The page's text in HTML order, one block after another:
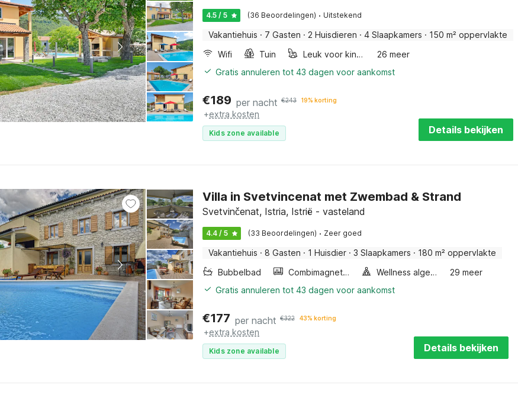
4.5 / 5 (36 Beoordelingen) · Uitstekend
Vakantiehuis · 7 Gasten · 2 Huisdieren · 4 Slaapkamers · 150 m² oppervlakte
Wifi
Tuin Leuk voor kinderen
26 meer
Gratis annuleren tot 43 dagen voor aankomst
€189 per nacht €243 19% korting
+extra kosten
Kids zone available Details bekijken
Villa in Svetvincenat met Zwembad & Strand
Svetvinčenat, Istria, Istrië - vasteland
4.4 / 5 (33 Beoordelingen) · Zeer goed
Vakantiehuis · 8 Gasten · 1 Huisdier · 3 Slaapkamers · 180 m² oppervlakte
Bubbelbad
Combimagnetron Wellness algemeen
29 meer
Gratis annuleren tot 43 dagen voor aankomst
€177 per nacht €322 43% korting
+extra kosten
Kids zone available Details bekijken